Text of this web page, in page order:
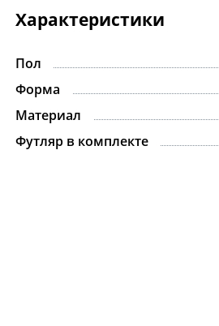
Характеристики
Пол
Форма
Материал
Футляр в комплекте